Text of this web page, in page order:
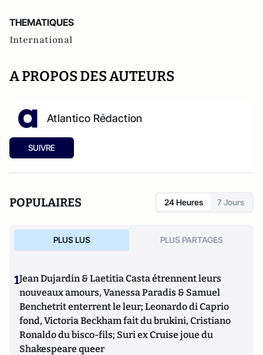
THEMATIQUES
International
A PROPOS DES AUTEURS
Atlantico Rédaction
SUIVRE
POPULAIRES 24 Heures 7 Jours
PLUS LUS PLUS PARTAGES
1Jean Dujardin & Laetitia Casta étrennent leurs
nouveaux amours, Vanessa Paradis & Samuel
Benchetrit enterrent le leur; Leonardo di Caprio
fond, Victoria Beckham fait du brukini, Cristiano
Ronaldo du bisco-fils; Suri ex Cruise joue du
Shakespeare queer